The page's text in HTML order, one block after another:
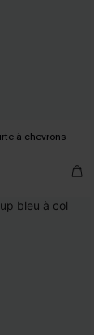
à chevrons